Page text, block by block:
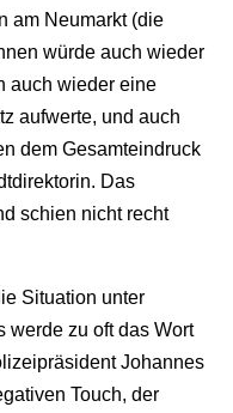
am Neumarkt (die
würde auch wieder
auch wieder eine
aufwerte, und auch
dem Gesamteindruck
Das
schien nicht recht
Situation unter
werde zu oft das Wort
Johannes
Touch, der